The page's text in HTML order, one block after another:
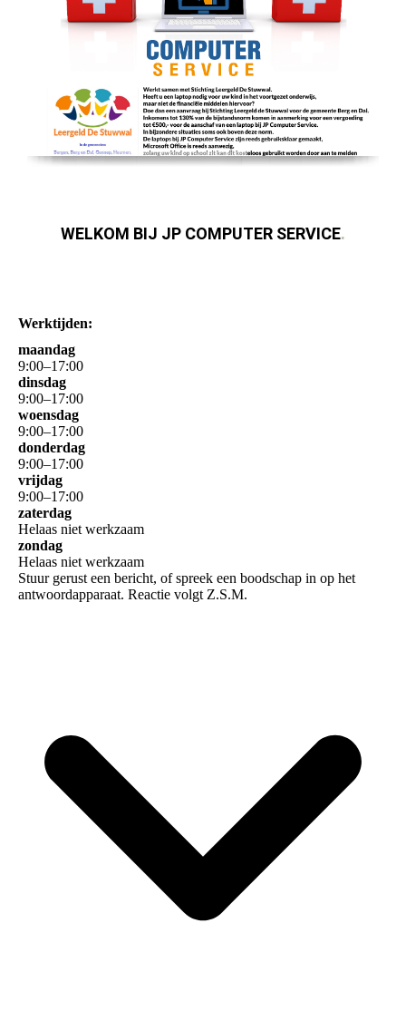
WELKOM BIJ JP COMPUTER SERVICE.
Werktijden:
maandag
9:00–17:00
dinsdag
9:00–17:00
woensdag
9:00–17:00
donderdag
9:00–17:00
vrijdag
9:00–17:00
zaterdag
Helaas niet werkzaam
zondag
Helaas niet werkzaam
Stuur gerust een bericht, of spreek een boodschap in op het
antwoordapparaat. Reactie volgt Z.S.M.